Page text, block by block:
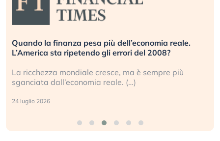
Quando la finanza pesa più dell’economia reale.
L’America sta ripetendo gli errori del 2008?
La ricchezza mondiale cresce, ma è sempre più
sganciata dall’economia reale. (…)
24 luglio 2026